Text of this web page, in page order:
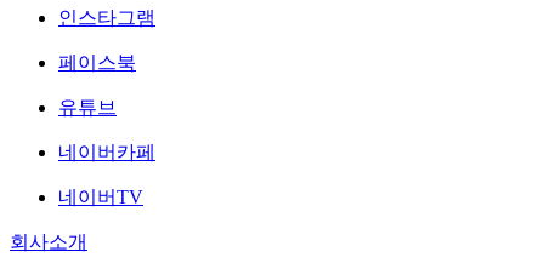
인스타그램
페이스북
유튜브
네이버카페
네이버TV
회사소개